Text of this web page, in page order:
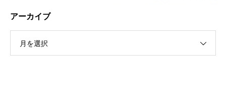
アーカイブ
月を選択